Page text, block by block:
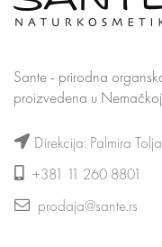
Sante - prirodna
proizvedena u
Direkcija: Palmira
+381 11 260 8801
prodaja@sante.rs